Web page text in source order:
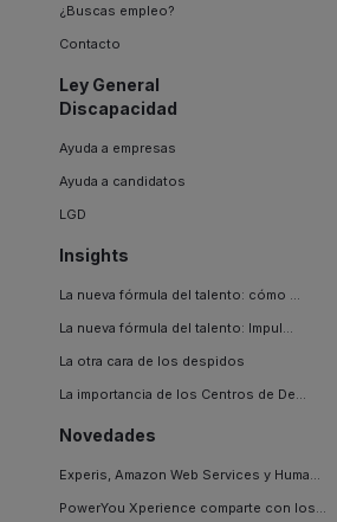
¿Buscas empleo?
Contacto
Ley General
Discapacidad
Ayuda a empresas
Ayuda a candidatos
LGD
Insights
La nueva fórmula del talento: cómo ...
La nueva fórmula del talento: Impul...
La otra cara de los despidos
La importancia de los Centros de De...
Novedades
Experis, Amazon Web Services y Huma...
PowerYou Xperience comparte con los...